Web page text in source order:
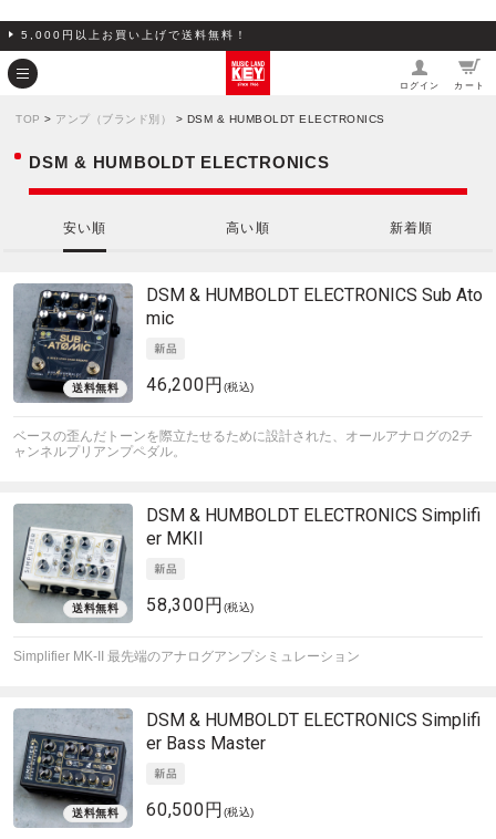
5,000円以上お買い上げで送料無料！
ログイン カート
TOP > アンプ（ブランド別） > DSM & HUMBOLDT ELECTRONICS
DSM & HUMBOLDT ELECTRONICS
安い順 高い順 新着順
DSM & HUMBOLDT ELECTRONICS Sub Ato
mic
46,200円 (税込)
ベースの歪んだトーンを際立たせるために設計された、オールアナログの2チ
ャンネルプリアンプペダル。
DSM & HUMBOLDT ELECTRONICS Simplifi
er MKII
58,300円 (税込)
Simplifier MK-II 最先端のアナログアンプシミュレーション
DSM & HUMBOLDT ELECTRONICS Simplifi
er Bass Master
60,500円 (税込)